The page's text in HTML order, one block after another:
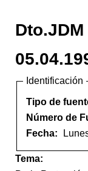
Identificación
Tipo de
Número de
Fecha:
Tema: